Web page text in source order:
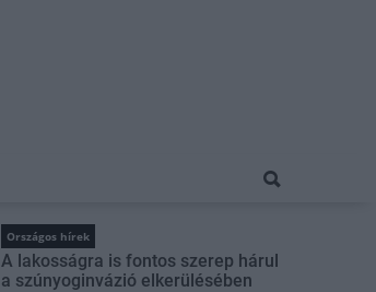
Országos hírek
A lakosságra is fontos szerep hárul
a szúnyoginvázió elkerülésében